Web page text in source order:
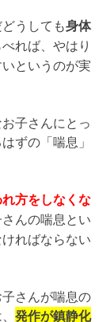
うしても身体
れば、やはり
というのが実
子さんにとっ
ずの「喘息」
れ方をしなくな
んの喘息とい
ればならない
さんが喘息の
発作が鎮静化